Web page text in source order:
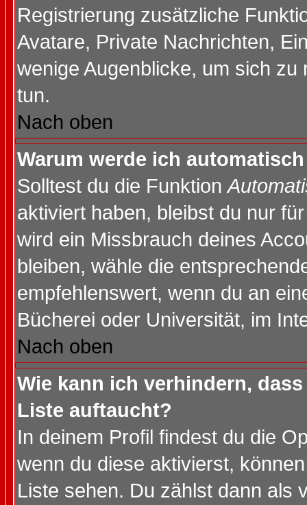
Registrierung zusätzliche
Avatare, Private Nachrichten,
wenige Augenblicke, um sich
tun.
Nach oben
Warum werde ich
Solltest du die Funktion
aktiviert haben, bleibst du nur
wird ein Missbrauch deines
bleiben, wähle die
empfehlenswert, wenn du an
Bücherei oder Universität, im
Nach oben
Wie kann ich verhindern,
Liste auftaucht?
In deinem Profil findest du die
wenn du diese aktivierst,
Liste sehen. Du zählst dann als